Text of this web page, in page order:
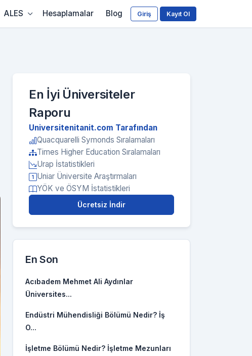
Giriş Kayıt Ol
ALES Hesaplamalar Blog
En İyi Üniversiteler
Raporu
Universitenitanit.com Tarafından
Quacquarelli Symonds Sıralamaları
Times Higher Education Sıralamaları
Urap İstatistikleri
Uniar Üniversite Araştırmaları
YÖK ve ÖSYM İstatistikleri
Ücretsiz İndir
En Son
Acıbadem Mehmet Ali Aydınlar
Üniversites...
Endüstri Mühendisliği Bölümü Nedir? İş
O...
İşletme Bölümü Nedir? İşletme Mezunları